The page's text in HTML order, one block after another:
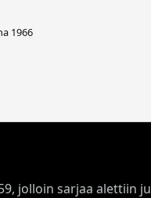
1966
jolloin sarjaa alettiin